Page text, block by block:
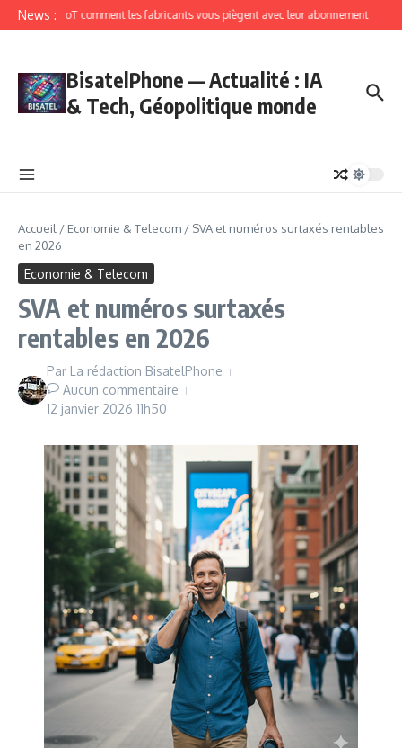
News :IoT comment les fabricants vous piègent avec leur abonnement
BisatelPhone — Actualité : IA
& Tech, Géopolitique monde
Accueil / Economie & Telecom / SVA et numéros surtaxés rentables
en 2026
Economie & Telecom
SVA et numéros surtaxés
rentables en 2026
Par La rédaction BisatelPhone
Aucun commentaire
12 janvier 2026 11h50